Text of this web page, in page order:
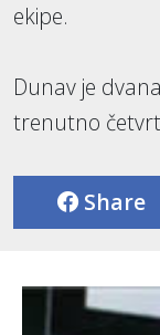
ekipe.
Dunav je
trenutno
Share